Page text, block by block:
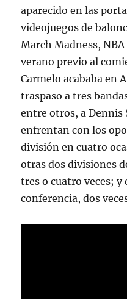
aparecido en las
videojuegos de
March Madness,
verano previo al
Carmelo acababa en
traspaso a tres
entre otros, a Dennis
enfrentan con los
división en cuatro
otras dos divisiones
tres o cuatro veces;
conferencia, dos